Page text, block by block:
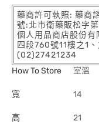
藥商許可執照: 藥商
號:北市衛藥販松字
個人用品商店股份
四段760號11樓之1
(02)27421234
How To Store
室溫
寬 14
高 21